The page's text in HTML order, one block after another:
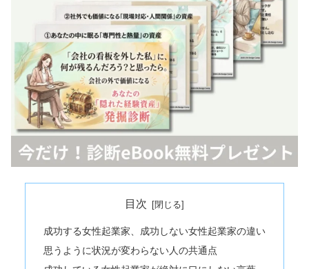
目次
成功する女性起業家、成功しない女性起業家の違い
思うように状況が変わらない人の共通点